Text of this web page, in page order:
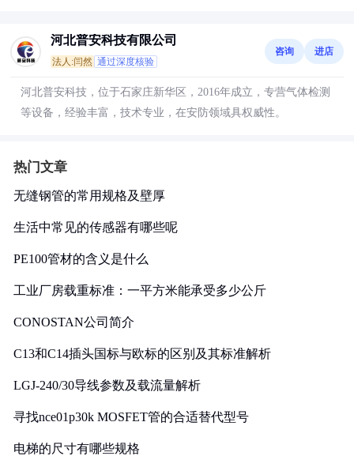
河北普安科技有限公司
法人:闫然 通过深度核验
咨询 进店
河北普安科技，位于石家庄新华区，2016年成立，专营气体检测
等设备，经验丰富，技术专业，在安防领域具权威性。
热门文章
无缝钢管的常用规格及壁厚
生活中常见的传感器有哪些呢
PE100管材的含义是什么
工业厂房载重标准：一平方米能承受多少公斤
CONOSTAN公司简介
C13和C14插头国标与欧标的区别及其标准解析
LGJ-240/30导线参数及载流量解析
寻找nce01p30k MOSFET管的合适替代型号
电梯的尺寸有哪些规格